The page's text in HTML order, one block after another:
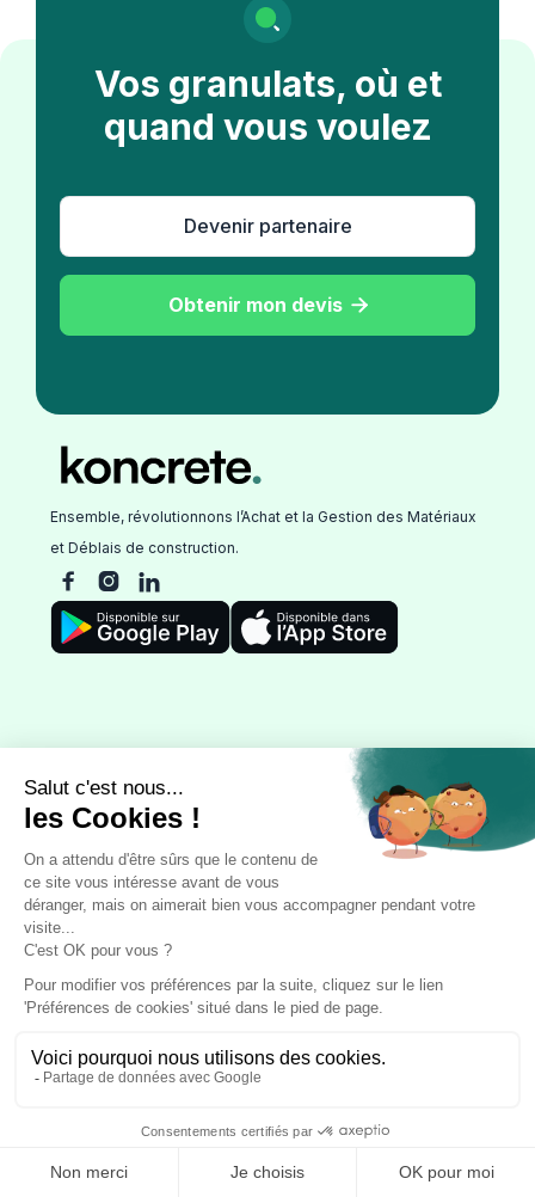
Vos granulats, où et
quand vous voulez
Devenir partenaire
Obtenir mon devis 
Ensemble, révolutionnons l’Achat et la Gestion des Matériaux
et Déblais de construction.
  
À propos
Accueil
Fournisseurs
Transporteurs
Blog
Contact
Recrutement
Nos produits
Sable
Caillou
Grave
Terre